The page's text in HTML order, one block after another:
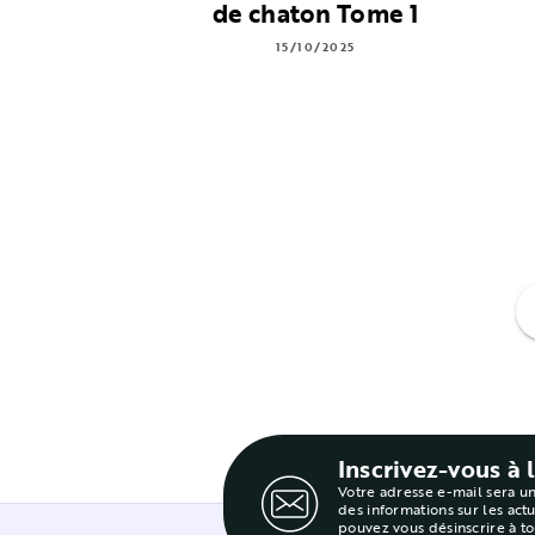
de chaton Tome 1
15/10/2025
Inscrivez-vous
Votre adresse e-mail sera
des informations sur les
pouvez vous désinscrire à